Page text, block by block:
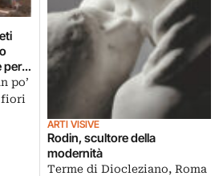
per
po’
fiori
ARTI VISIVE
Rodin, scultore della
modernità
Terme di Diocleziano, Roma